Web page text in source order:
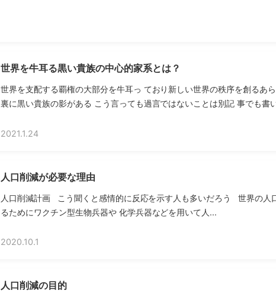
世界を牛耳る黒い貴族の中心的家系とは？
世界を支配する覇権の大部分を牛耳っ ており新しい世界の秩序を創るあ
裏に黒い貴族の影がある こう言っても過言ではないことは別記 事でも書
2021.1.24
人口削減が必要な理由
人口削減計画 こう聞くと感情的に反応を示す人も多いだろう 世界の人
るためにワクチン型生物兵器や 化学兵器などを用いて人...
2020.10.1
人口削減の目的